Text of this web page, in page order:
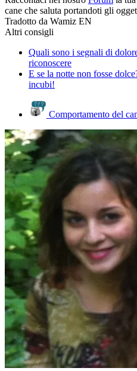
cane che saluta portandoti gli
Tradotto da Wamiz EN
Altri consigli
Quali sono i segnali di
riconoscere
E se la notte non fosse
incubi!
Comportamento del